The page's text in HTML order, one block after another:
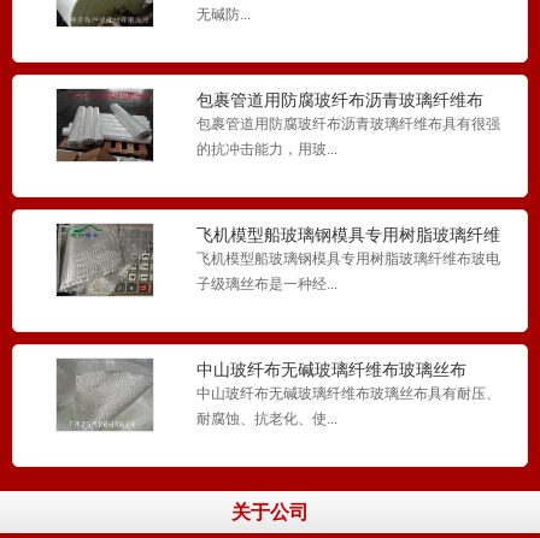
无碱防...
包裹管道用防腐玻纤布沥青玻璃纤维布
包裹管道用防腐玻纤布沥青玻璃纤维布具有很强
的抗冲击能力，用玻...
飞机模型船玻璃钢模具专用树脂玻璃纤维
布玻电子级璃丝布
飞机模型船玻璃钢模具专用树脂玻璃纤维布玻电
子级璃丝布是一种经...
中山玻纤布无碱玻璃纤维布玻璃丝布
中山玻纤布无碱玻璃纤维布玻璃丝布具有耐压、
耐腐蚀、抗老化、使...
关于公司